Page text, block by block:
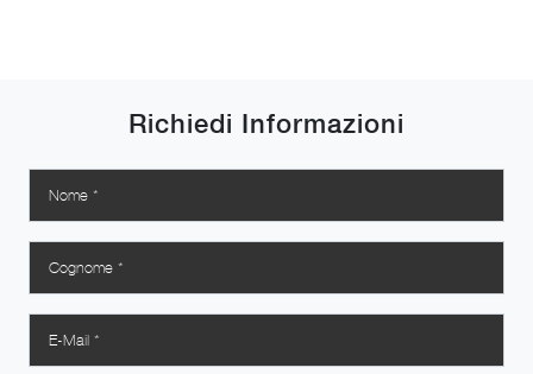
Richiedi Informazioni